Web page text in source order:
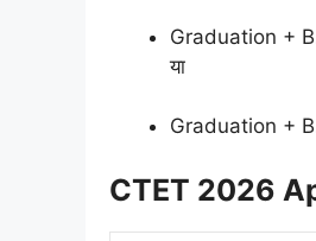
Graduation +
या
Graduation +
CTET 2026